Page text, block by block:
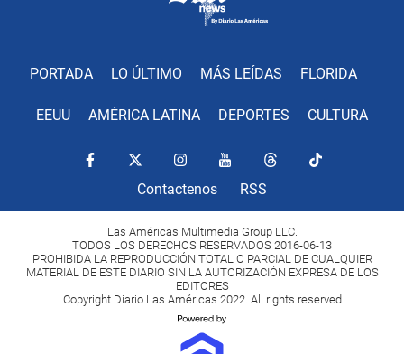
PORTADA LO ÚLTIMO MÁS LEÍDAS FLORIDA
EEUU AMÉRICA LATINA DEPORTES CULTURA
Contactenos RSS
Las Américas Multimedia Group LLC.
TODOS LOS DERECHOS RESERVADOS 2016-06-13
PROHIBIDA LA REPRODUCCIÓN TOTAL O PARCIAL DE CUALQUIER
MATERIAL DE ESTE DIARIO SIN LA AUTORIZACIÓN EXPRESA DE LOS
EDITORES
Copyright Diario Las Américas 2022. All rights reserved